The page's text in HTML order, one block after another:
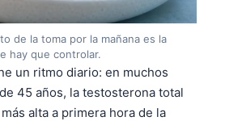
de la toma por la mañana es la
hay que controlar.
un ritmo diario: en muchos
45 años, la testosterona total
alta a primera hora de la